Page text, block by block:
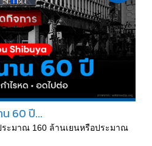
60 ปี...
ะมาณ 160 ล้านเยนหรือประมาณ